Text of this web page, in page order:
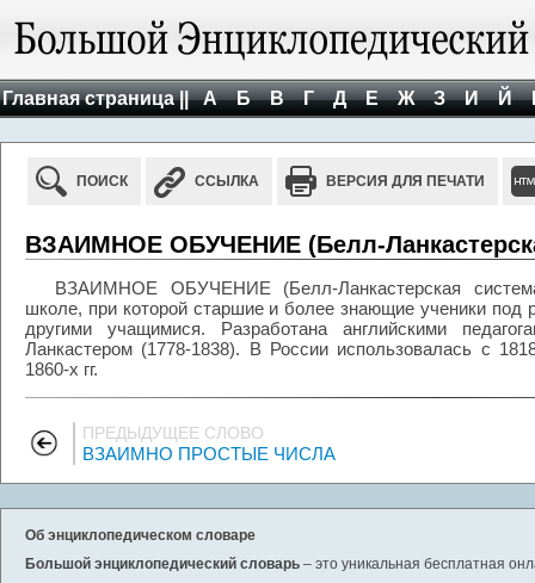
Главная страница || А Б В Г Д Е Ж З И Й
ПОИСК ССЫЛКА ВЕРСИЯ ДЛЯ ПЕЧАТИ
ВЗАИМНОЕ ОБУЧЕНИЕ (Белл-
ВЗАИМНОЕ ОБУЧЕНИЕ (Белл-Ланкастерская
школе, при которой старшие и более знающие ученики под
другими учащимися. Разработана английскими
Ланкастером (1778-1838). В России использовалась с
1860-х гг.
ПРЕДЫДУЩЕЕ СЛОВО
ВЗАИМНО ПРОСТЫЕ ЧИСЛА
Об энциклопедическом словаре
Большой энциклопедический словарь – это уникальная бесплатная